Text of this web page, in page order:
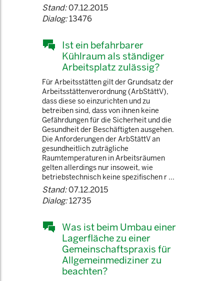
Stand:07.12.2015
Dialog:13476
Ist ein befahrbarer
Kühlraum als ständiger
Arbeitsplatz zulässig?
Für Arbeitsstätten gilt der Grundsatz der
Arbeitsstättenverordnung (ArbStättV),
dass diese so einzurichten und zu
betreiben sind, dass von ihnen keine
Gefährdungen für die Sicherheit und die
Gesundheit der Beschäftigten ausgehen.
Die Anforderungen der ArbStättV an
gesundheitlich zuträgliche
Raumtemperaturen in Arbeitsräumen
gelten allerdings nur insoweit, wie
betriebstechnisch keine spezifischen r ...
Stand:07.12.2015
Dialog:12735
Was ist beim Umbau einer
Lagerfläche zu einer
Gemeinschaftspraxis für
Allgemeinmediziner zu
beachten?